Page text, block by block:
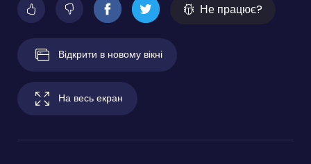
Не працює?
Відкрити в новому вікні
На весь екран